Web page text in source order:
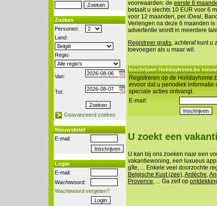
Zoeken
Personen:
Land:
Regio:
Van:
Tot:
Geavanceerd zoeken
Nieuwsbrief
E-mail:
Login
E-mail:
Wachtwoord:
Wachtwoord vergeten?
voorwaarden: de eerste 6
betaalt u slechts 10 EUR voor 6
voor 12 maanden, per iDeal,
Verlengen na deze 6 maanden is
advertentie wordt in meerdere
Registreer gratis, achteraf kunt u
toevoegen als u maar wil.
Inschrijven Holidayhome.be
Registreren op de
ervoor dat u periodiek informatie
speciale acties ontvangt.
E-mail:
U zoekt een
U kan bij ons zoeken naar een
vakantiewoning, een luxueus
gîte, ... Enkele veel doorzochte
Belgische Kust (zee) Ardèche
Provence , ... Ga zelf op